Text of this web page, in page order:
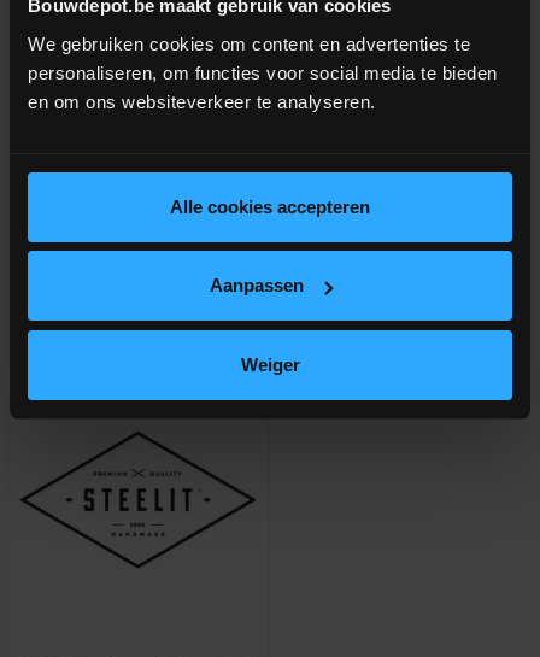
Bouwdepot.be maakt gebruik van cookies
We gebruiken cookies om content en advertenties te
personaliseren, om functies voor social media te bieden
en om ons websiteverkeer te analyseren.
Alle cookies accepteren
Aanpassen
Weiger
Optie: gelaagd melkglas (zie aanverwante producten)
modellen STEELIT deuren leveren!
Aanverwante producten